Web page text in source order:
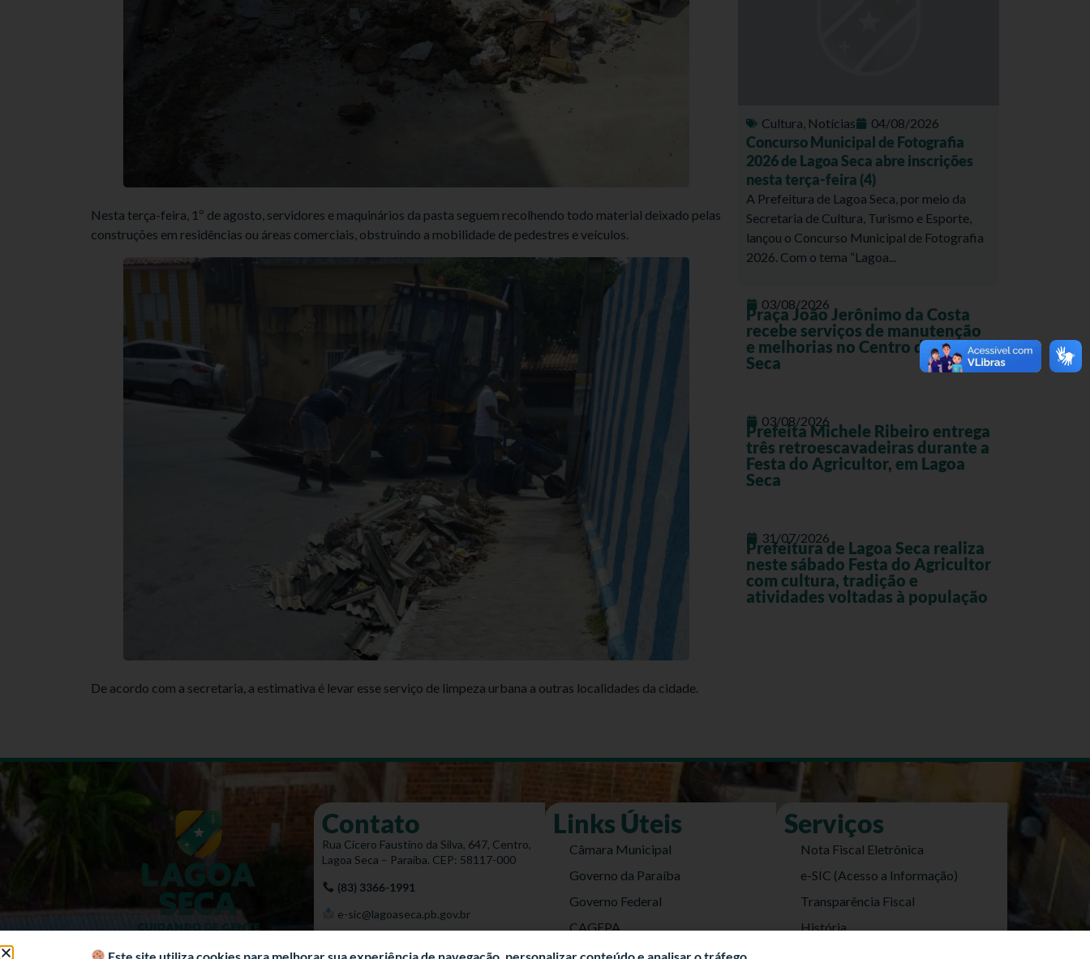
Nesta terça-feira, 1º de agosto, servidores e maquinários da pasta seguem recolhendo todo material deixado pelas
construções em residências ou áreas comerciais, obstruindo a mobilidade de pedestres e veículos.
De acordo com a secretaria, a estimativa é levar esse serviço de limpeza urbana a outras localidades da cidade.
Cultura, Notícias 04/08/2026
Concurso Municipal de Fotografia
2026 de Lagoa Seca abre inscrições
nesta terça-feira (4)
A Prefeitura de Lagoa Seca, por meio da
Secretaria de Cultura, Turismo e Esporte,
lançou o Concurso Municipal de Fotografia
2026. Com o tema “Lagoa...
03/08/2026
Praça João Jerônimo da Costa
recebe serviços de manutenção
e melhorias no Centro de Lagoa
Seca
03/08/2026
Prefeita Michele Ribeiro entrega
três retroescavadeiras durante a
Festa do Agricultor, em Lagoa
Seca
31/07/2026
Prefeitura de Lagoa Seca realiza
neste sábado Festa do Agricultor
com cultura, tradição e
atividades voltadas à população
Contato
Rua Cícero Faustino da Silva, 647, Centro,
Lagoa Seca – Paraíba. CEP: 58117-000
(83) 3366-1991
e-sic@lagoaseca.pb.gov.br
Links Úteis
Câmara Municipal
Governo da Paraíba
Governo Federal
CAGEPA
DETRAN
Serviços
Nota Fiscal Eletrônica
e-SIC (Acesso a Informação)
Transparência Fiscal
História
Este site utiliza cookies para melhorar sua experiência de navegação, personalizar conteúdo e analisar o tráfego.